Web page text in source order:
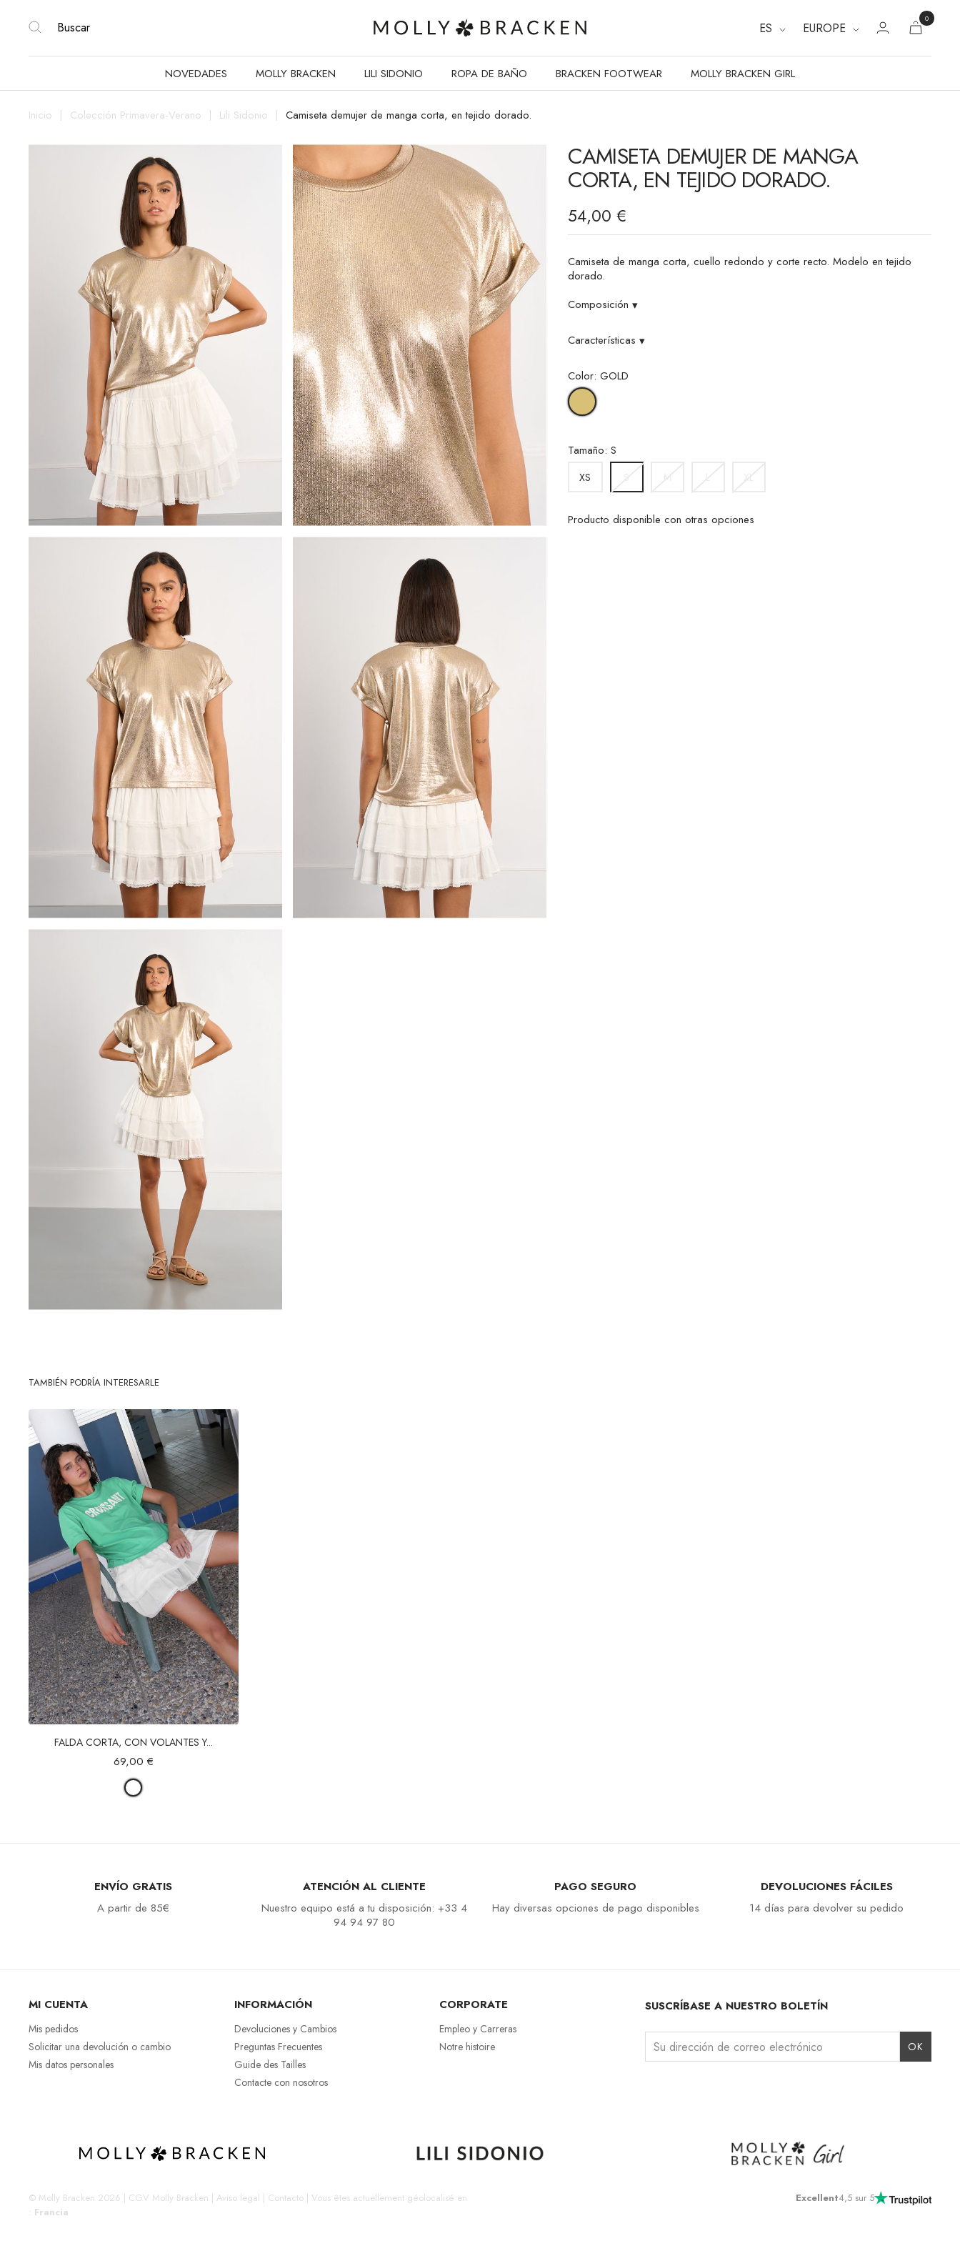
ES EUROPE
0
NOVEDADES MOLLY BRACKEN LILI SIDONIO ROPA DE BAÑO BRACKEN FOOTWEAR MOLLY BRACKEN GIRL
Inicio Colección Primavera-Verano Lili Sidonio Camiseta demujer de manga corta, en tejido dorado.
CAMISETA DEMUJER DE MANGA
CORTA, EN TEJIDO DORADO.
54,00 €
Camiseta de manga corta, cuello redondo y corte recto. Modelo en tejido
dorado.
Composición ▾
Características ▾
Color: GOLD
GOLD
Tamaño: S
XS
Producto disponible con otras opciones
TAMBIÉN PODRÍA INTERESARLE
Vista rápida
FALDA CORTA, CON VOLANTES Y...
69,00 €
ENVÍO GRATIS
A partir de 85€
ATENCIÓN AL CLIENTE
Nuestro equipo está a tu disposición: +33 4
94 94 97 80
PAGO SEGURO
Hay diversas opciones de pago disponibles
DEVOLUCIONES FÁCILES
14 días para devolver su pedido
MI CUENTA
Mis pedidos
Solicitar una devolución o cambio
Mis datos personales
INFORMACIÓN
Devoluciones y Cambios
Preguntas Frecuentes
Guide des Tailles
Contacte con nosotros
CORPORATE
Empleo y Carreras
Notre histoire
SUSCRÍBASE A NUESTRO BOLETÍN
© Molly Bracken 2026 | CGV Molly Bracken | Aviso legal | Contacto | Vous êtes actuellement géolocalisé en
Francia
Excellent4,5 sur 5